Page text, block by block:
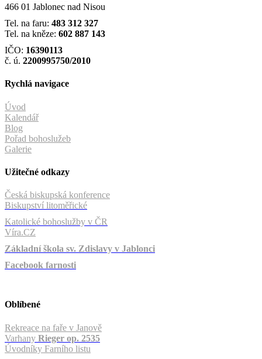
466 01 Jablonec nad Nisou
Tel. na faru: 483 312 327
Tel. na kněze: 602 887 143
IČO: 16390113
č. ú. 2200995750/2010
Rychlá navigace
Úvod
Kalendář
Blog
Pořad bohoslužeb
Galerie
Užitečné odkazy
Česká biskupská konference
Biskupství litoměřické
Katolické bohoslužby v ČR
Víra.CZ
Základní škola sv. Zdislavy v Jablonci
Facebook farnosti
Oblíbené
Rekreace na faře v Janově
Varhany Rieger op. 2535
Úvodníky Farního listu